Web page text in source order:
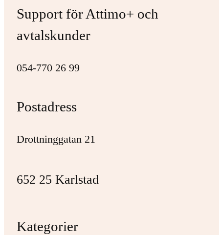
Support för Attimo+ och
avtalskunder
054-770 26 99
Postadress
Drottninggatan 21
652 25 Karlstad
Kategorier